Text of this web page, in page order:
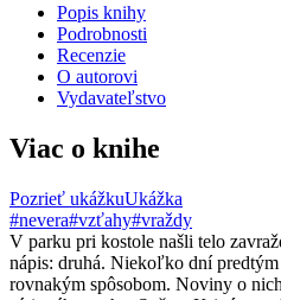
Popis knihy
Podrobnosti
Recenzie
O autorovi
Vydavateľstvo
Viac o knihe
Pozrieť ukážkuUkážka
#nevera#vzťahy#vraždy
V parku pri kostole našli telo
nápis: druhá. Niekoľko dní predtým
rovnakým spôsobom. Noviny o